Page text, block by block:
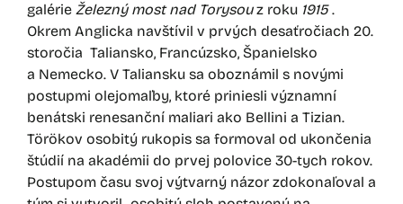
galérie Železný most nad Torysouz roku 1915.
Okrem Anglicka navštívil v prvých desaťročiach 20.
storočia Taliansko, Francúzsko, Španielsko
a Nemecko. V Taliansku sa oboznámil s novými
postupmi olejomaľby, ktoré priniesli významní
benátski renesanční maliari ako Bellini a Tizian.
Törökov osobitý rukopis sa formoval od ukončenia
štúdií na akadémii do prvej polovice 30-tych rokov.
Postupom času svoj výtvarný názor zdokonaľoval a